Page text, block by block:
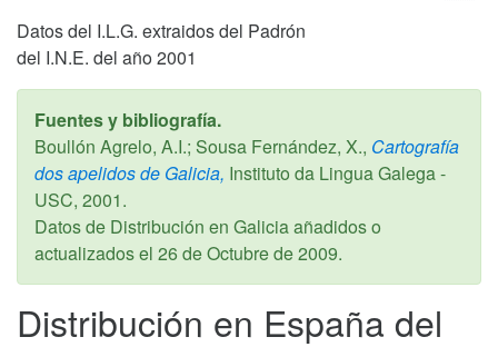
Datos del I.L.G. extraidos del Padrón
del I.N.E. del año 2001
Fuentes y bibliografía.
Boullón Agrelo, A.I.; Sousa Fernández, X., Cartografía
dos apelidos de Galicia, Instituto da Lingua Galega -
USC, 2001.
Datos de Distribución en Galicia añadidos o
actualizados el 26 de Octubre de 2009.
Distribución en España del